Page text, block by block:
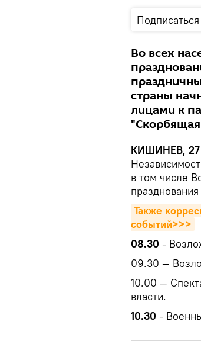
Подписаться
Во всех
страны
лицами к
КИШИНЕВ, 27
в том числе
Также
событий>>>
08.30 -
09.30 —
10.00 —
власти.
10.30 -